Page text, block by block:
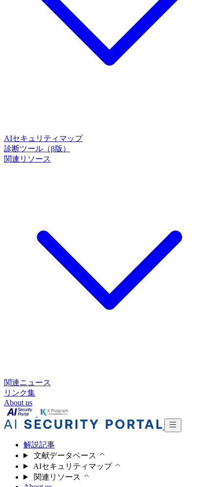
AIセキュリティマップ
診断ツール（β版）
関連リソース
関連ニュース
リンク集
About us
解説記事
文献データベース
AIセキュリティマップ
関連リソース